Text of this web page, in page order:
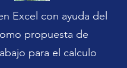
Excel con ayuda del
propuesta de
para el calculo